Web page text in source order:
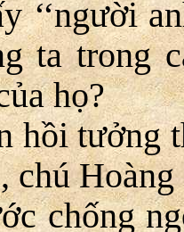
anh
ta trong
họ?
hồi tưởng
chú
ngoại